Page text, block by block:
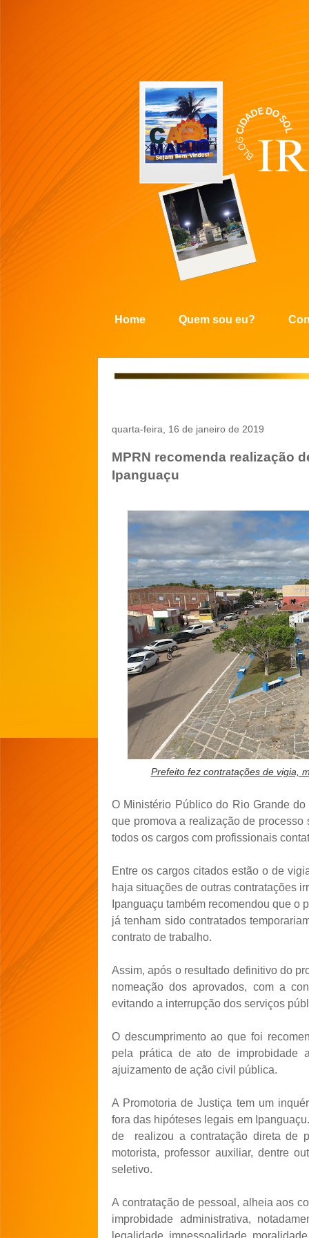
Home Quem sou eu?
quarta-feira, 16 de janeiro de 2019
MPRN recomenda realização
Ipanguaçu
Prefeito fez contratações de vigia,
O Ministério Público do Rio Grande
que promova a realização de
todos os cargos com profissionais
Entre os cargos citados estão o de
haja situações de outras contratações
Ipanguaçu também recomendou que o
já tenham sido contratados
contrato de trabalho.
Assim, após o resultado definitivo do
nomeação dos aprovados, com a
evitando a interrupção dos serviços
O descumprimento ao que foi
pela prática de ato de improbidade
ajuizamento de ação civil pública.
A Promotoria de Justiça tem um
fora das hipóteses legais em
de realizou a contratação direta de
motorista, professor auxiliar, dentre
seletivo.
A contratação de pessoal, alheia aos
improbidade administrativa,
legalidade, impessoalidade,